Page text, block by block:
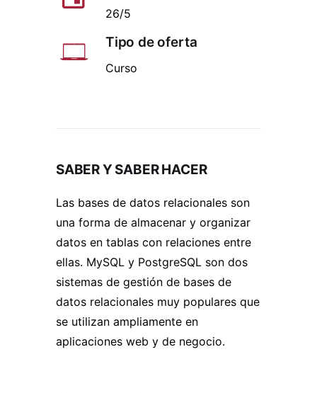
26/5
Tipo de oferta
Curso
SABER Y SABER HACER
Las bases de datos relacionales son
una forma de almacenar y organizar
datos en tablas con relaciones entre
ellas. MySQL y PostgreSQL son dos
sistemas de gestión de bases de
datos relacionales muy populares que
se utilizan ampliamente en
aplicaciones web y de negocio.